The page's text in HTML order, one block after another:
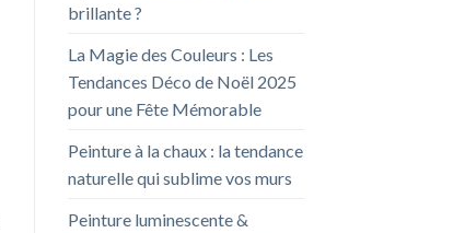
brillante ?
La Magie des Couleurs : Les
Tendances Déco de Noël 2025
pour une Fête Mémorable
Peinture à la chaux : la tendance
naturelle qui sublime vos murs
Peinture luminescente &